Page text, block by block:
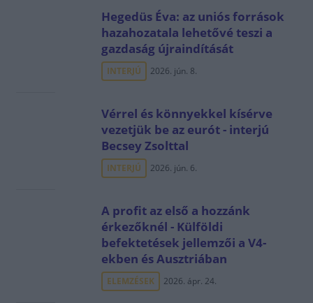
Hegedüs Éva: az uniós források
hazahozatala lehetővé teszi a
gazdaság újraindítását
INTERJÚ 2026. jún. 8.
Vérrel és könnyekkel kísérve
vezetjük be az eurót - interjú
Becsey Zsolttal
INTERJÚ 2026. jún. 6.
A profit az első a hozzánk
érkezőknél - Külföldi
befektetések jellemzői a V4-
ekben és Ausztriában
ELEMZÉSEK 2026. ápr. 24.